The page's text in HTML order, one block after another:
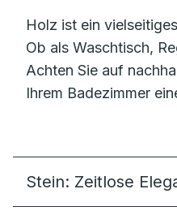
Holz ist ein
Ob als Waschtisch,
Achten Sie auf
Ihrem Badezimmer
Stein: Zeitlose